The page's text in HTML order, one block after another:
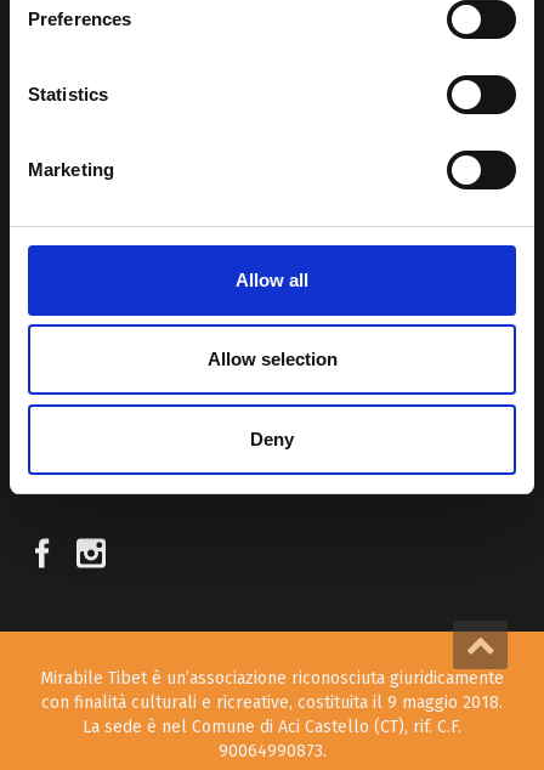
Preferences
Statistics
Marketing
Allow all
Allow selection
Deny
avuto modo di viaggiare e conoscere questa meravigliosa regione.
Una regione affascinante, densa di spiritualità che con i suoi
Attraverso i nostri contributi cercheremo agevolare la conoscenza
della cultura, della storia e della religione del paese e rendere più
Mirabile Tibet è un’associazione riconosciuta giuridicamente
con finalità culturali e ricreative, costituita il 9 maggio 2018.
La sede è nel Comune di Aci Castello (CT), rif. C.F.
90064990873.